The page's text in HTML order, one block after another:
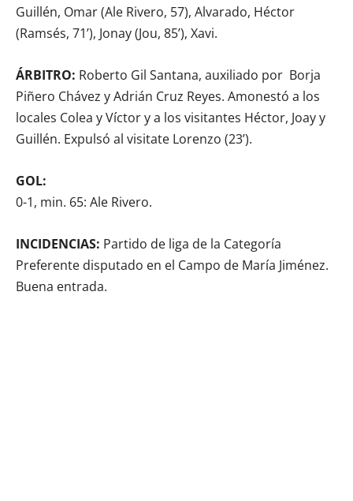
Guillén, Omar (Ale Rivero, 57), Alvarado, Héctor
(Ramsés, 71’), Jonay (Jou, 85’), Xavi.
ÁRBITRO: Roberto Gil Santana, auxiliado por Borja
Piñero Chávez y Adrián Cruz Reyes. Amonestó a los
locales Colea y Víctor y a los visitantes Héctor, Joay y
Guillén. Expulsó al visitate Lorenzo (23’).
GOL:
0-1, min. 65: Ale Rivero.
INCIDENCIAS: Partido de liga de la Categoría
Preferente disputado en el Campo de María Jiménez.
Buena entrada.